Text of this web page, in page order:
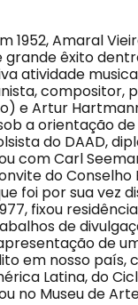
1952, Amaral
grande êxito
atividade
compositor,
e Artur
a orientação
do DAAD,
com Carl
do
foi por sua vez
fixou
de
de
em nosso
Latina, do
no Museu de